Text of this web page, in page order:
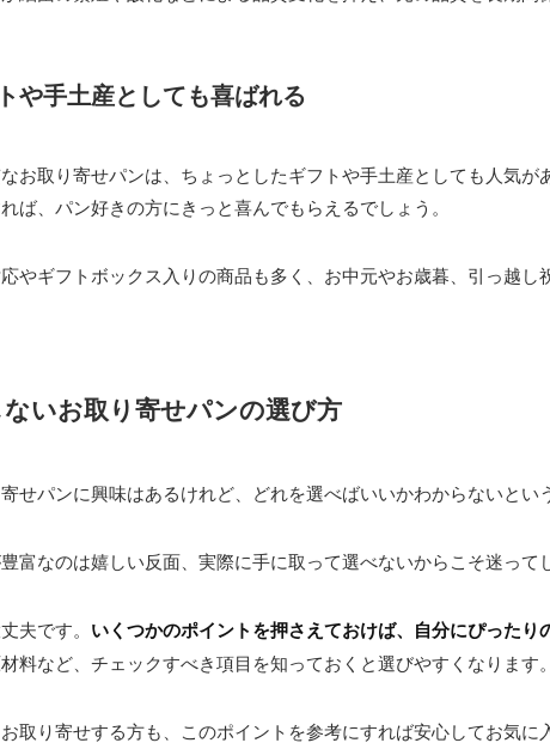
や手土産としても喜ばれる
お取り寄せパンは、ちょっとしたギフトや手土産としても人気
ば、パン好きの方にきっと喜んでもらえるでしょう。
やギフトボックス入りの商品も多く、お中元やお歳暮、引っ越し
いお取り寄せパンの選び方
せパンに興味はあるけれど、どれを選べばいいかわからないとい
富なのは嬉しい反面、実際に手に取って選べないからこそ迷って
夫です。 いくつかのポイントを押さえておけば、自分にぴったり
料など、チェックすべき項目を知っておくと選びやすくなります。
取り寄せする方も、このポイントを参考にすれば安心してお気に